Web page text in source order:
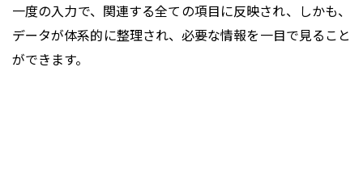
一度の入力で、関連する全ての項目に反映され、しかも、
データが体系的に整理され、必要な情報を一目で見ること
ができます。